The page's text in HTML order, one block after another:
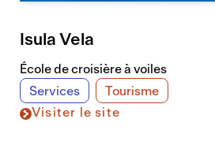
Isula Vela
École de croisière à voiles
Services
Tourisme
Visiter le site